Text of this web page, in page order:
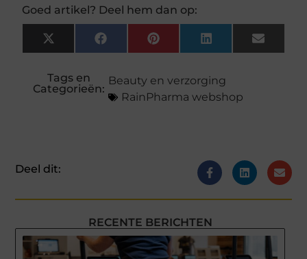
Goed artikel? Deel hem dan op:
X
(Twitter)
FacebookPinterestLinkedInEmail
Tags en
Categorieën:
Beauty en verzorging
RainPharma webshop
Deel dit:
RECENTE BERICHTEN